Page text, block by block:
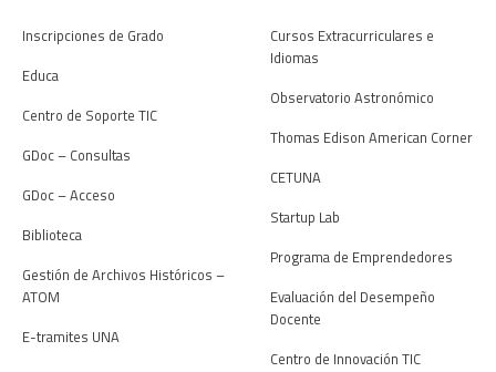
Inscripciones de Grado
Educa
Centro de Soporte TIC
GDoc – Consultas
GDoc – Acceso
Biblioteca
Gestión de Archivos Históricos –
ATOM
E-tramites UNA
Cursos Extracurriculares e
Idiomas
Observatorio Astronómico
Thomas Edison American Corner
CETUNA
Startup Lab
Programa de Emprendedores
Evaluación del Desempeño
Docente
Centro de Innovación TIC